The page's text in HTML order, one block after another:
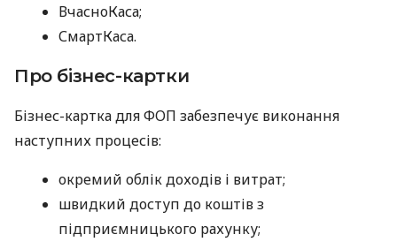
ВчасноКаса;
СмартКаса.
Про бізнес-картки
Бізнес-картка для ФОП забезпечує виконання
наступних процесів:
окремий облік доходів і витрат;
швидкий доступ до коштів з
підприємницького рахунку;